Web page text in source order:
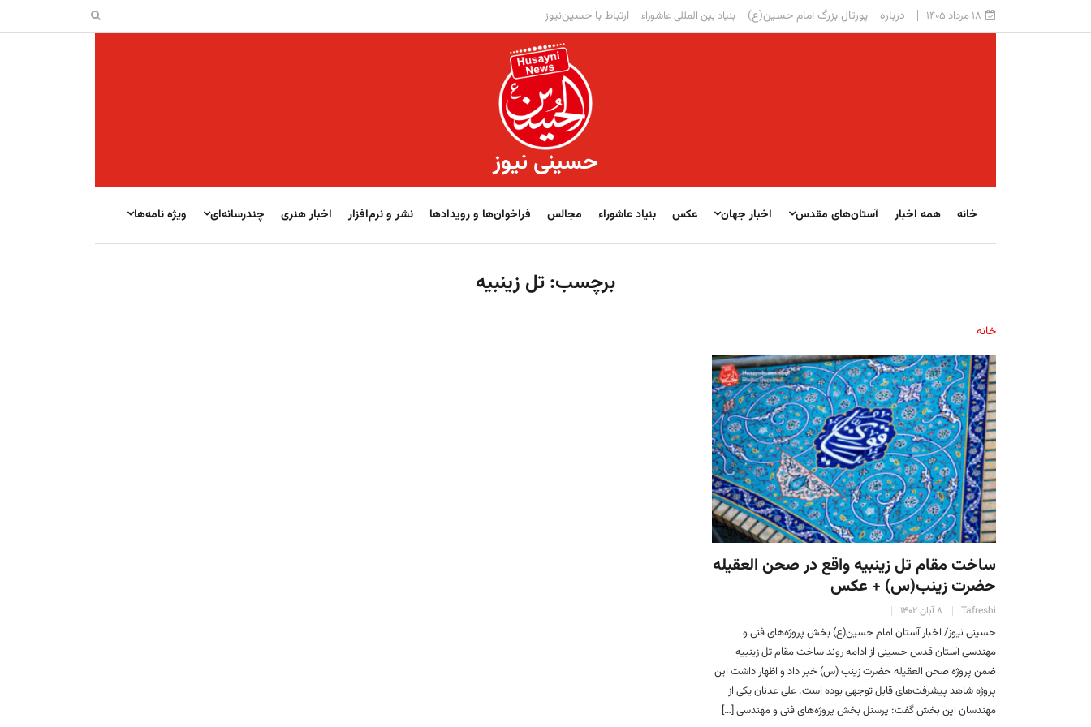
۱۸ مرداد ۱۴۰۵ درباره پورتال بزرگ امام حسین(ع) بنیاد بین المللی عاشوراء ارتباط با حسین‌نیوز
حسینی نیوز
خانه همه اخبار آستان‌های مقدس اخبار جهان عکس بنیاد عاشوراء مجالس فراخوان‌‏‏‏ها و رویدادها نشر و نرم‌افزار اخبار هنری چندرسانه‌ای ویژه نامه‌ها
برچسب:تل زینبیه
خانه
ساخت مقام تل زینبیه واقع در صحن العقیله
حضرت زینب(س) + عکس
Tafreshi ۸ آبان ۱۴۰۲
حسینی نیوز/ اخبار آستان امام حسین(ع) بخش پروژه‌های فنی و
مهندسی آستان قدس حسینی از ادامه روند ساخت مقام تل زینبیه
ضمن پروژه صحن العقیله حضرت زینب (س) خبر داد و اظهار داشت این
پروژه شاهد پیشرفت‌های قابل توجهی بوده است. علی عدنان یکی از
مهندسان این بخش گفت: پرسنل بخش پروژه‌های فنی و مهندسی […]